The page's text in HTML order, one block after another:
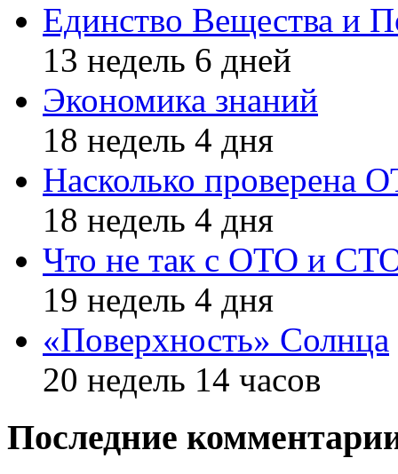
Единство Вещества и
13 недель 6 дней
Экономика знаний
18 недель 4 дня
Насколько проверена
18 недель 4 дня
Что не так с ОТО и
19 недель 4 дня
«Поверхность» Солнца
20 недель 14 часов
Последние